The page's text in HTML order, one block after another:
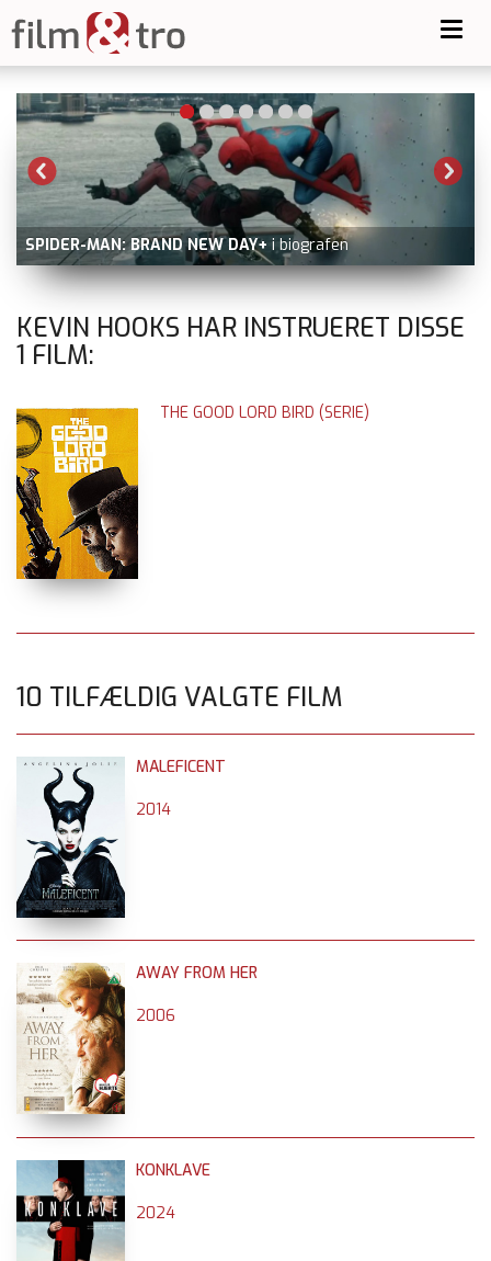
SPIDER-MAN: BRAND NEW DAY+ i biografen
KEVIN HOOKS HAR INSTRUERET DISSE
1 FILM:
THE GOOD LORD BIRD (SERIE)
10 TILFÆLDIG VALGTE FILM
MALEFICENT
2014
AWAY FROM HER
2006
KONKLAVE
2024